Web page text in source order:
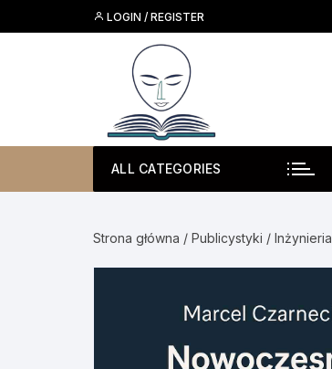
to
LOGIN / REGISTER
ALL CATEGORIES
Strona główna / Publicystyki / Inżynieria